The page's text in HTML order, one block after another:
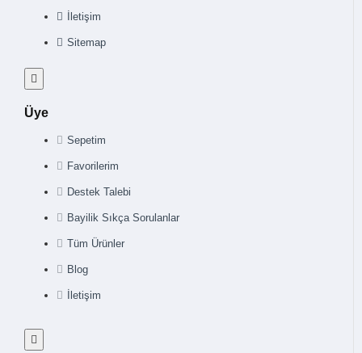
İletişim
Sitemap
Üye
Sepetim
Favorilerim
Destek Talebi
Bayilik Sıkça Sorulanlar
Tüm Ürünler
Blog
İletişim